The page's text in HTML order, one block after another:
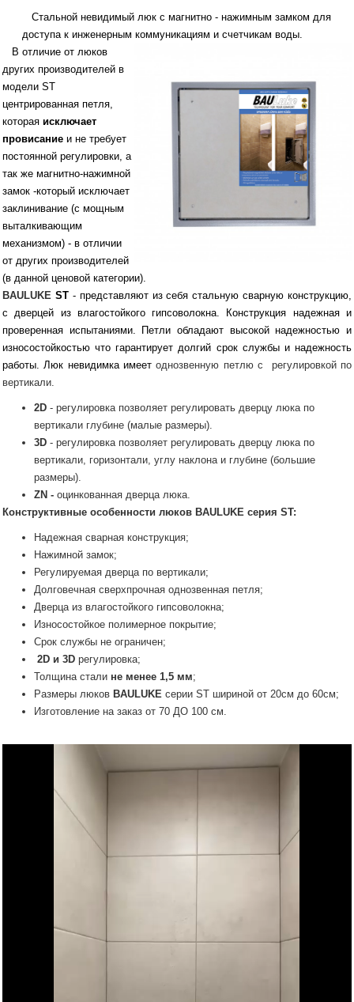
Стальной невидимый люк с магнитно - нажимным замком для
доступа к инженерным коммуникациям и счетчикам воды.
В отличие от люков
других производителей в
модели ST
центрированная петля,
которая исключает
провисание и не требует
постоянной регулировки, а
так же магнитно-нажимной
замок -который исключает
заклинивание (с мощным
выталкивающим
механизмом) - в отличии
от других производителей
(в данной ценовой категории).
BAULUKE ST- представляют из себя стальную сварную конструкцию,
с дверцей из влагостойкого гипсоволокна. Конструкция надежная и
проверенная испытаниями. Петли обладают высокой надежностью и
износостойкостью что гарантирует долгий срок службы и надежность
работы. Люк невидимка имеетоднозвенную петлю с регулировкой по
вертикали.
2D - регулировка позволяет регулировать дверцу люка по
вертикали глубине (малые размеры).
3D - регулировка позволяет регулировать дверцу люка по
вертикали, горизонтали, углу наклона и глубине (большие
размеры).
ZN - оцинкованная дверца люка.
Конструктивные особенности люков BAULUKE серия ST:
Надежная сварная конструкция;
Нажимной замок;
Регулируемая дверца по вертикали;
Долговечная сверхпрочная однозвенная петля;
Дверца из влагостойкого гипсоволокна;
Износостойкое полимерное покрытие;
Срок службы не ограничен;
2D и 3D регулировка;
Толщина стали не менее 1,5 мм;
Размеры люков BAULUKE серии SТ шириной от 20см до 60см;
Изготовление на заказ от 70 ДО 100 см.